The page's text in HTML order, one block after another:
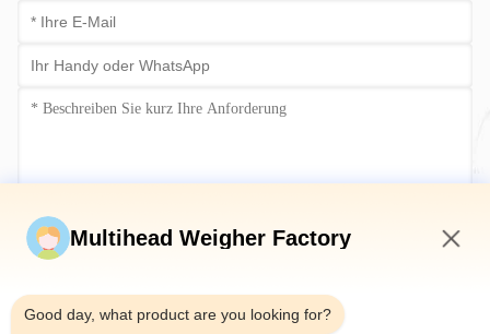
Jetzt einreichen
Multihead Weigher Factory
Good day, what product are you looking for?